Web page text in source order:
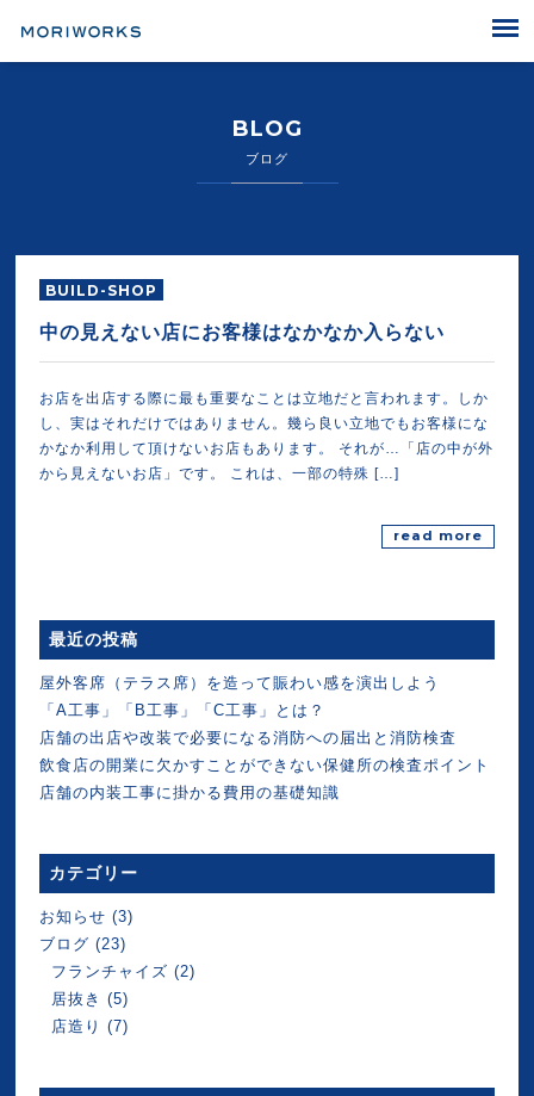
MORIWORKS
BLOG
ブログ
BUILD-SHOP
中の見えない店にお客様はなかなか入らない
お店を出店する際に最も重要なことは立地だと言われます。しか
し、実はそれだけではありません。幾ら良い立地でもお客様にな
かなか利用して頂けないお店もあります。 それが…「店の中が外
から見えないお店」です。 これは、一部の特殊 […]
read more
最近の投稿
屋外客席（テラス席）を造って賑わい感を演出しよう
「A工事」「B工事」「C工事」とは？
店舗の出店や改装で必要になる消防への届出と消防検査
飲食店の開業に欠かすことができない保健所の検査ポイント
店舗の内装工事に掛かる費用の基礎知識
カテゴリー
お知らせ (3)
ブログ (23)
フランチャイズ (2)
居抜き (5)
店造り (7)